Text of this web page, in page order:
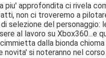
approfondita ci rivela
non ci troveremo a
selezione del personaggio:
al lavoro su Xbox360...e
dalla bionda
si noteranno nel